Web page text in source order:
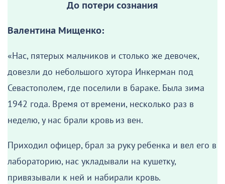
До потери сознания
Валентина Мищенко:
«Нас, пятерых мальчиков и столько же девочек,
довезли до небольшого хутора Инкерман под
Севастополем, где поселили в бараке. Была зима
1942 года. Время от времени, несколько раз в
неделю, у нас брали кровь из вен.
Приходил офицер, брал за руку ребенка и вел его в
лабораторию, нас укладывали на кушетку,
привязывали к ней и набирали кровь.